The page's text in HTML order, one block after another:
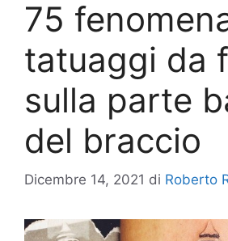
75
tatuaggi da
sulla parte
del braccio
Dicembre 14, 2021 di Roberto